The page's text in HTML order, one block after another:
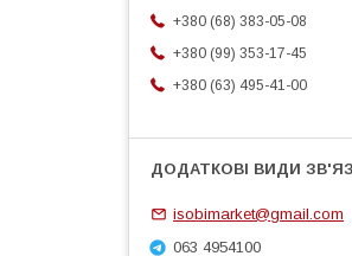
+380 (68) 383-05-08
+380 (99) 353-17-45
+380 (63) 495-41-00
isobimarket@gmail.com
063 4954100